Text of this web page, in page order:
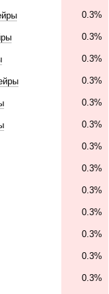
0.3%
0.3%
0.3%
0.3%
0.3%
0.3%
0.3%
0.3%
0.3%
0.3%
0.3%
0.3%
0.3%